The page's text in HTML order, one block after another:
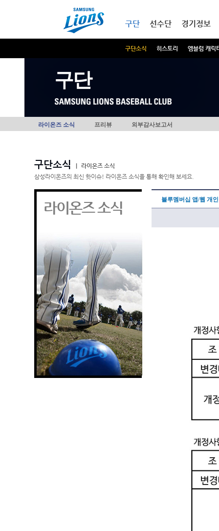
구단
구단소식 히스토리 엠블럼 캐릭
선수단 경기정보
구단
라이온즈 소식 프리뷰 외부감사보고서
구단소식
라이온즈 소식
삼성라이온즈의 최신 핫이슈! 라이온즈 소식을 통해 확인해 보세요.
라이온즈 소식 블루멤버십 앱/웹 개